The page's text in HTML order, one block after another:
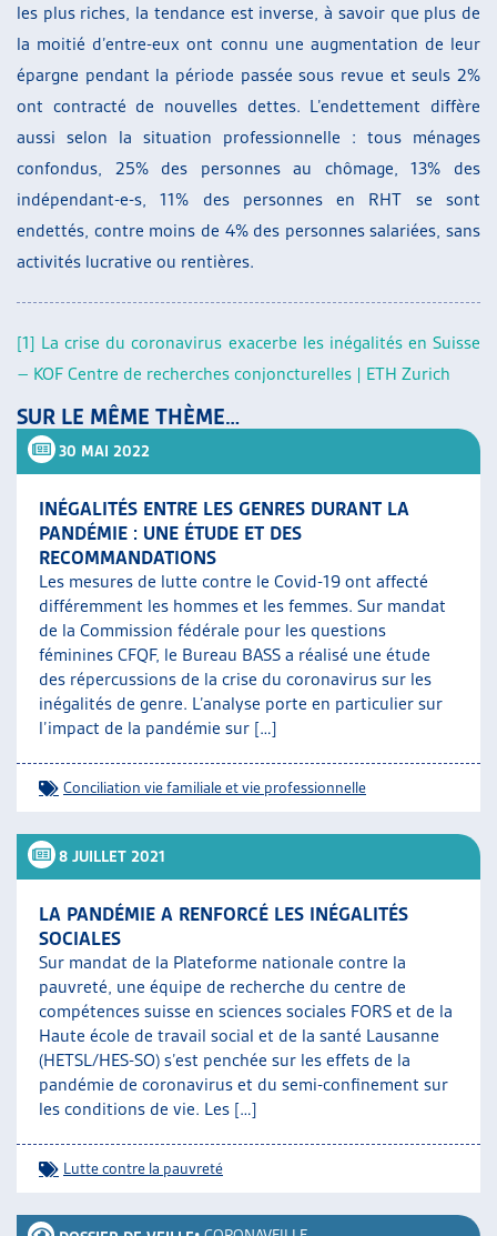
les plus riches, la tendance est inverse, à savoir que plus de
la moitié d’entre-eux ont connu une augmentation de leur
épargne pendant la période passée sous revue et seuls 2%
ont contracté de nouvelles dettes. L’endettement diffère
aussi selon la situation professionnelle : tous ménages
confondus, 25% des personnes au chômage, 13% des
indépendant-e-s, 11% des personnes en RHT se sont
endettés, contre moins de 4% des personnes salariées, sans
activités lucrative ou rentières.
[1] La crise du coronavirus exacerbe les inégalités en Suisse
– KOF Centre de recherches conjoncturelles | ETH Zurich
SUR LE MÊME THÈME…
30 MAI 2022
INÉGALITÉS ENTRE LES GENRES DURANT LA
PANDÉMIE : UNE ÉTUDE ET DES
RECOMMANDATIONS
Les mesures de lutte contre le Covid-19 ont affecté
différemment les hommes et les femmes. Sur mandat
de la Commission fédérale pour les questions
féminines CFQF, le Bureau BASS a réalisé une étude
des répercussions de la crise du coronavirus sur les
inégalités de genre. L’analyse porte en particulier sur
l’impact de la pandémie sur […]
Conciliation vie familiale et vie professionnelle
8 JUILLET 2021
LA PANDÉMIE A RENFORCÉ LES INÉGALITÉS
SOCIALES
Sur mandat de la Plateforme nationale contre la
pauvreté, une équipe de recherche du centre de
compétences suisse en sciences sociales FORS et de la
Haute école de travail social et de la santé Lausanne
(HETSL/HES-SO) s’est penchée sur les effets de la
pandémie de coronavirus et du semi-confinement sur
les conditions de vie. Les […]
Lutte contre la pauvreté